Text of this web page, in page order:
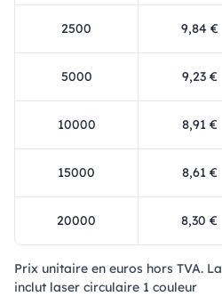
2500 9,84 €
5000 9,23 €
10000 8,91 €
15000 8,61 €
20000 8,30 €
Prix ​​unitaire en euros hors TVA.
inclut laser circulaire 1 couleur